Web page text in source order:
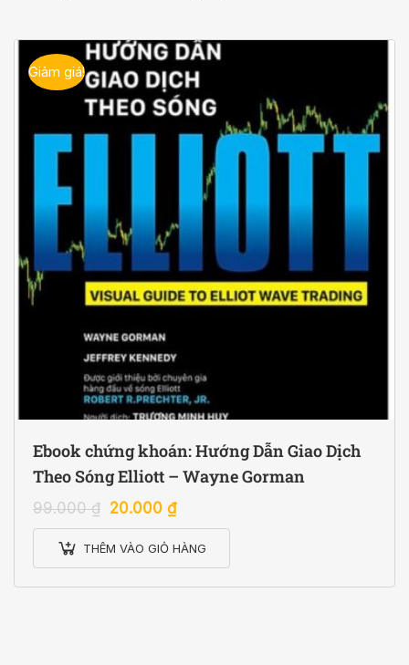
Giảm giá!
Ebook chứng khoán: Hướng Dẫn Giao Dịch
Theo Sóng Elliott – Wayne Gorman
99.000₫ 20.000 ₫
THÊM VÀO GIỎ HÀNG